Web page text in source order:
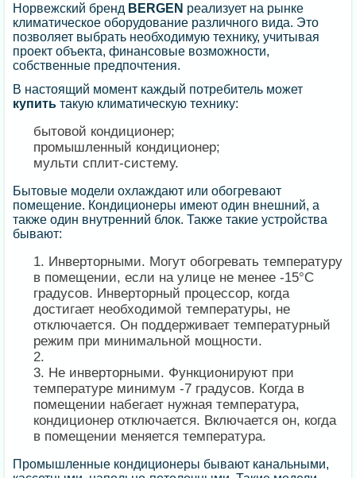
Норвежский бренд BERGEN реализует на рынке
климатическое оборудование различного вида. Это
позволяет выбрать необходимую технику, учитывая
проект объекта, финансовые возможности,
собственные предпочтения.
В настоящий момент каждый потребитель может
купитьтакую климатическую технику:
бытовой кондиционер;
промышленный кондиционер;
мульти сплит-систему.
Бытовые модели охлаждают или обогревают
помещение. Кондиционеры имеют один внешний, а
также один внутренний блок. Также такие устройства
бывают:
Инверторными. Могут обогревать температуру
в помещении, если на улице не менее -15°С
градусов. Инверторный процессор, когда
достигает необходимой температуры, не
отключается. Он поддерживает температурный
режим при минимальной мощности.
Не инверторными. Функционируют при
температуре минимум -7 градусов. Когда в
помещении набегает нужная температура,
кондиционер отключается. Включается он, когда
в помещении меняется температура.
Промышленные кондиционеры бывают канальными,